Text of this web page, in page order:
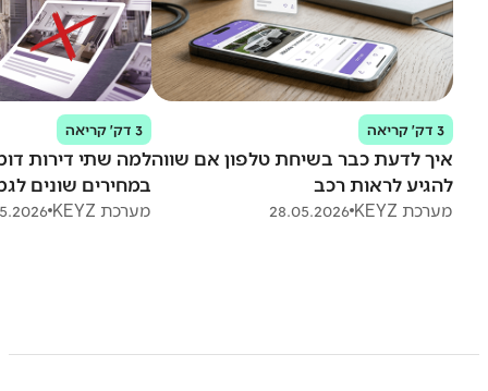
איך לדעת כבר בשיחת טלפון אם שווה
להגיע לראות רכב
מערכת KEYZ 28.05.2026
למה שתי דירות
במחירים שונים
מערכת KEYZ